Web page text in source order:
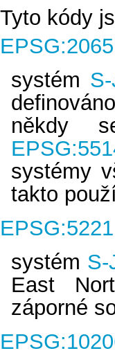
Tyto kódy
EPSG:2065
systém
někdy
systémy
takto
EPSG:5221
systém S-
East
záporné